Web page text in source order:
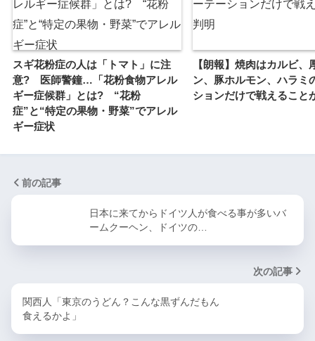
スギ花粉症の人は「トマト」に注
意? 医師警鐘…「花粉食物アレル
ギー症候群」とは? “花粉
症”と“特定の果物・野菜”でアレル
ギー症状
【朗報】焼肉はカルビ、
ン、豚ホルモン、ハラミ
ションだけで戦えること
前の記事
日本に来てからドイツ人が食べる事が多いバ
ームクーヘン、ドイツの…
次の記事
関西人「東京のうどん？こんな黒ずんだもん
食えるかよ」